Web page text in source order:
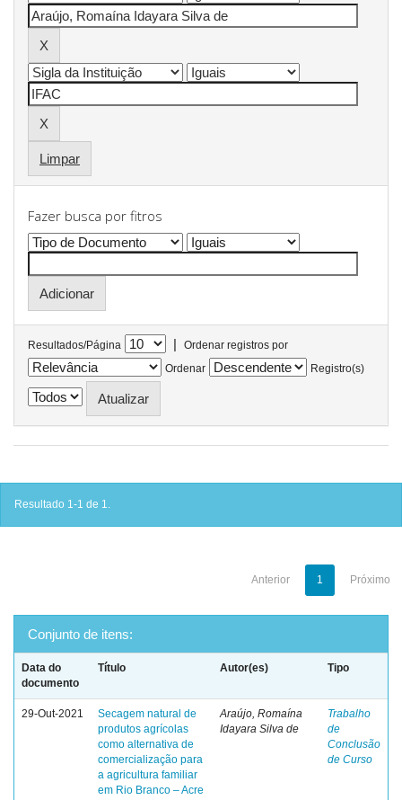
Limpar
Fazer busca por fitros
Resultados/Página |
Ordenar registros por
Ordenar
Registro(s)
Resultado 1-1 de 1.
Anterior 1 Próximo
Conjunto de itens:
Data do
documento
Título Autor(es) Tipo
29-Out-2021
Secagem natural de
produtos agrícolas
como alternativa de
comercialização para
a agricultura familiar
em Rio Branco – Acre
Araújo, Romaína
Idayara Silva de
Trabalho
de
Conclusão
de Curso